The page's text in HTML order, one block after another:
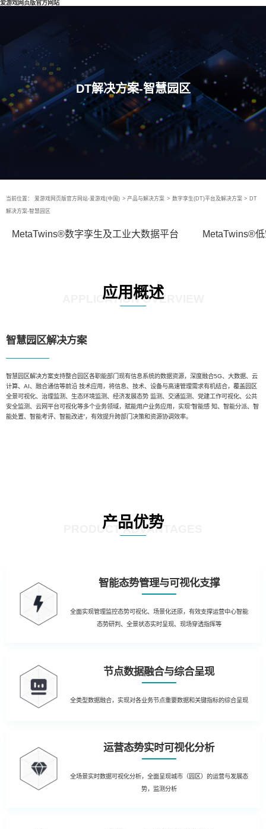
爱游戏网页版官方网站
DT解决方案-智慧园区
当前位置： 爱游戏网页版官方网站-爱游戏(中国) > 产品与解决方案 > 数字孪生(DT)平台及解决方案 > DT
解决方案-智慧园区
MetaTwins®数字孪生及工业大数据平台 MetaTwins®
应用概述
APPLICATION OVERVIEW
智慧园区解决方案
智慧园区解决方案支持整合园区各职能部门现有信息系统的数据资源，深度融合5G、大数据、云
计算、AI、融合通信等前沿 技术应用，将信息、技术、设备与高速管理需求有机结合，覆盖园区
全景可视化、治理监测、生态环境监测、经济发展态势 监测、交通监测、党建工作可视化、公共
安全监测、云网平台可视化等多个业务领域，赋能用户业务应用，实现“智能感 知、智能分派、智
能处置、智能考评、智能改进”，有效提升跨部门决策和资源协调效率。
产品优势
PRODUCT ADVANTAGES
智能态势管理与可视化支撑
全面实现管理监控态势可视化、场景化还原，有效支撑运营中心智能
态势研判、全景状态实时呈现、现场穿透指挥等
节点数据融合与综合呈现
全类型数据融合，实现对各业务节点重要数据和关键指标的综合呈现
运营态势实时可视化分析
全场景实时数据可视化分析，全面呈现城市（园区）的运营与发展态
势，监测分析